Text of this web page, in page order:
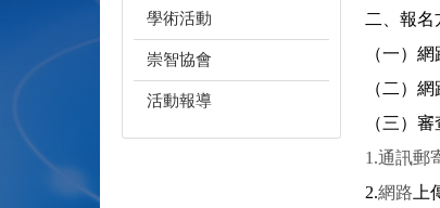
學術活動
崇智協會
活動報導
二、報名
（一）
（二）
（三）
1.通訊郵
2.網路 上